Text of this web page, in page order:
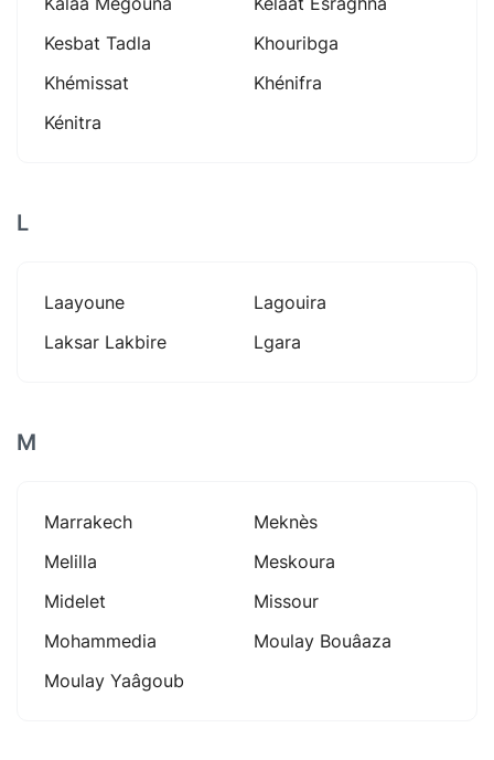
Kesbat Tadla
Khouribga
Khémissat
Khénifra
Kénitra
L
Laayoune
Lagouira
Laksar Lakbire
Lgara
M
Marrakech
Meknès
Melilla
Meskoura
Midelet
Missour
Mohammedia
Moulay Bouâaza
Moulay Yaâgoub